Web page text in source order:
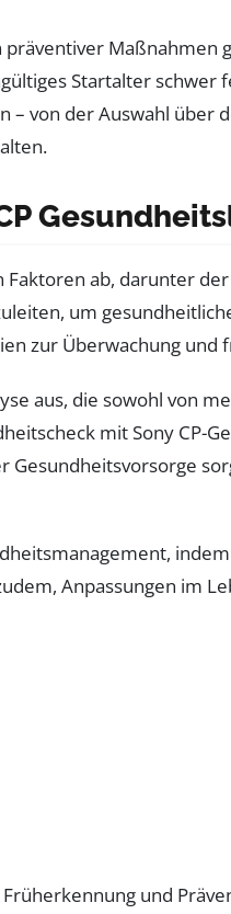
Maßnahmen
Startalter schwer
von der Auswahl über
ab, darunter
um
zur Überwachung und
aus, die sowohl von
mit Sony CP-
Anpassungen im
und